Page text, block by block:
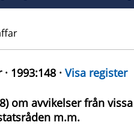
1993:148 · Visa register
om avvikelser från
m.m.